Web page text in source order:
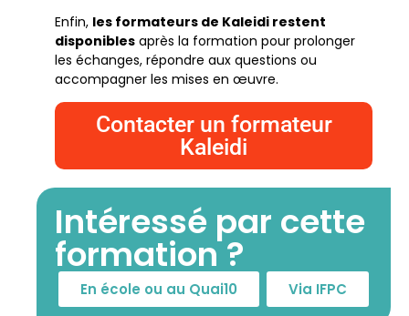
Intéressé par cette
formation ?
En école ou au Quai10 Via IFPC
Enfin, les formateurs de Kaleidi restent
disponibles après la formation pour prolonger
les échanges, répondre aux questions ou
accompagner les mises en œuvre.
Contacter un formateur
Kaleidi